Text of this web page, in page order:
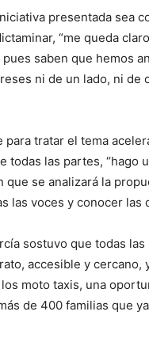
presentada sea
“me queda
pues saben que hemos
ni de un lado, ni de
para tratar el tema
todas las partes, “hago
que se analizará la
las voces y conocer las
sostuvo que todas
accesible y cercano,
moto taxis, una
de 400 familias que